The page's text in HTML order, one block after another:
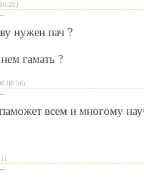
нужен пач ?
гамать ?
08:56)
всем и многому